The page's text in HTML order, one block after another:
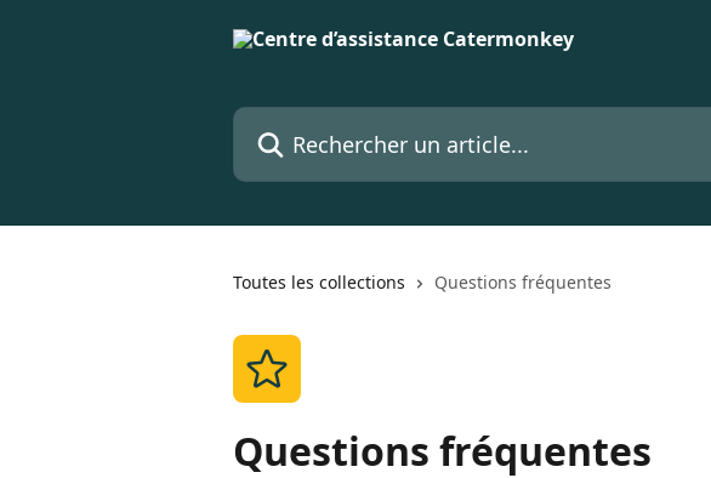
Rechercher un article...
Toutes les collections Questions fréquentes
Questions fréquentes